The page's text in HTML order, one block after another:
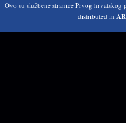
Ovo su službene stranice Prvog
distributed in